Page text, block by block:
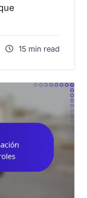
15 min read